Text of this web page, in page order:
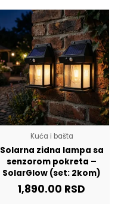
Kuća i bašta
Solarna zidna lampa sa
senzorom pokreta –
SolarGlow (set: 2kom)
1,890.00 RSD